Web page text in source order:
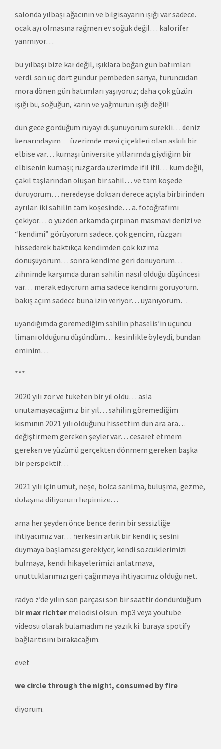
salonda yılbaşı ağacının ve bilgisayarın ışığı var sadece.
ocak ayı olmasına rağmen ev soğuk değil… kalorifer
yanmıyor…
bu yılbaşı bize kar değil, ışıklara boğan gün batımları
verdi. son üç dört gündür pembeden sarıya, turuncudan
mora dönen gün batımları yaşıyoruz; daha çok güzün
ışığı bu, soğuğun, karın ve yağmurun ışığı değil!
dün gece gördüğüm rüyayı düşünüyorum sürekli… deniz
kenarındayım… üzerimde mavi çiçekleri olan askılı bir
elbise var… kumaşı üniversite yıllarımda giydiğim bir
elbisenin kumaşı; rüzgarda üzerimde ifil ifil… kum değil,
çakıl taşlarından oluşan bir sahil… ve tam köşede
duruyorum… neredeyse doksan derece açıyla birbirinden
ayrılan iki sahilin tam köşesinde… a. fotoğrafımı
çekiyor… o yüzden arkamda çırpınan masmavi denizi ve
“kendimi” görüyorum sadece. çok gencim, rüzgarı
hissederek baktıkça kendimden çok kızıma
dönüşüyorum… sonra kendime geri dönüyorum…
zihnimde karşımda duran sahilin nasıl olduğu düşüncesi
var… merak ediyorum ama sadece kendimi görüyorum.
bakış açım sadece buna izin veriyor… uyanıyorum…
uyandığımda göremediğim sahilin phaselis’in üçüncü
limanı olduğunu düşündüm… kesinlikle öyleydi, bundan
eminim…
***
2020 yılı zor ve tüketen bir yıl oldu… asla
unutamayacağımız bir yıl… sahilin göremediğim
kısmının 2021 yılı olduğunu hissettim dün ara ara…
değiştirmem gereken şeyler var… cesaret etmem
gereken ve yüzümü gerçekten dönmem gereken başka
bir perspektif…
2021 yılı için umut, neşe, bolca sarılma, buluşma, gezme,
dolaşma diliyorum hepimize…
ama her şeyden önce bence derin bir sessizliğe
ihtiyacımız var… herkesin artık bir kendi iç sesini
duymaya başlaması gerekiyor, kendi sözcüklerimizi
bulmaya, kendi hikayelerimizi anlatmaya,
unuttuklarımızı geri çağırmaya ihtiyacımız olduğu net.
radyo z’de yılın son parçası son bir saattir döndürdüğüm
bir max richtermelodisi olsun. mp3 veya youtube
videosu olarak bulamadım ne yazık ki. buraya spotify
bağlantısını bırakacağım.
evet
we circle through the night, consumed by fire
diyorum.